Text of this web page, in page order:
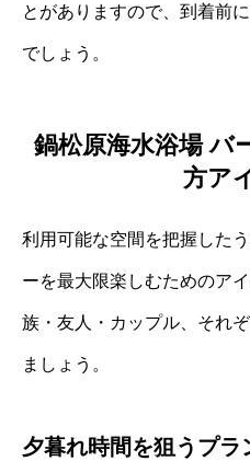
とがありますので、到着前
でしょう。
鍋松原海水浴場 バ
方ア
利用可能な空間を把握した
ーを最大限楽しむためのア
族・友人・カップル、それ
ましょう。
夕暮れ時間を狙うプラ